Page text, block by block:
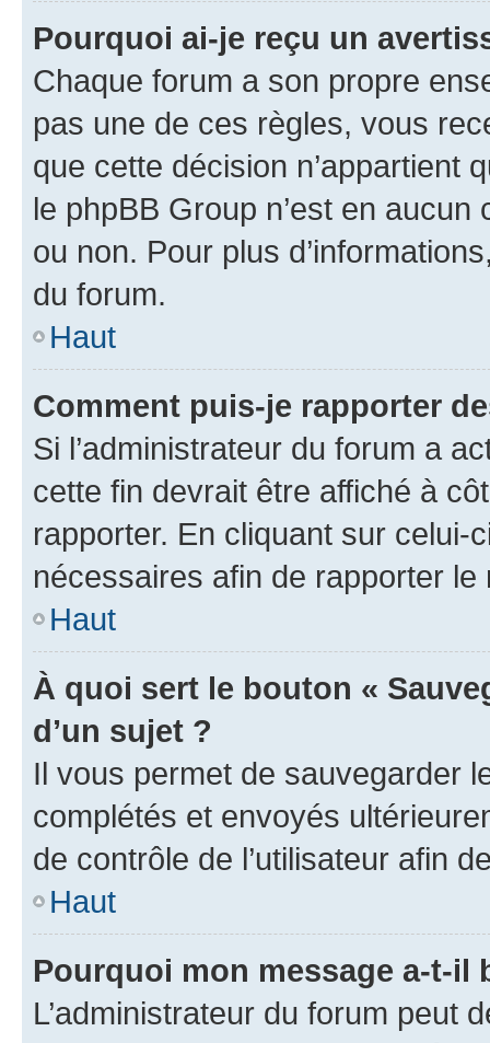
Pourquoi ai-je reçu un
Chaque forum a son propre
pas une de ces règles, vous
que cette décision n’appartient
le phpBB Group n’est en
ou non. Pour plus
du forum.
Haut
Comment puis-je rapporter
Si l’administrateur du forum a
cette fin devrait être affiché à
rapporter. En cliquant sur
nécessaires afin de rapporter le
Haut
À quoi sert le bouton «
d’un sujet ?
Il vous permet de sauvegarder
complétés et envoyés
de contrôle de l’utilisateur afin
Haut
Pourquoi mon message a-t-il
L’administrateur du forum peut